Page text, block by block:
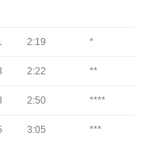
2:19 *
2:22 **
2:50 ****
3:05 ***